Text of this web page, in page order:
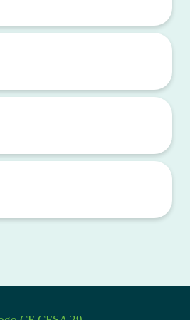
... ouverture le 31 mars
inscrivez-vous !!!
auprès de nos partenaires !